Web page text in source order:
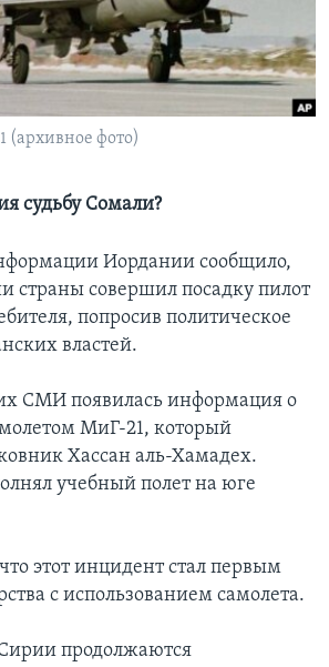
(архивное фото)
судьбу Сомали?
Иордании сообщило,
страны совершил посадку пилот
попросив политическое
властей.
СМИ появилась информация о
МиГ-21, который
Хассан аль-Хамадех.
учебный полет на юге
этот инцидент стал первым
с использованием самолета.
продолжаются